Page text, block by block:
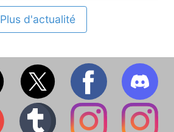
Plus d'actualité